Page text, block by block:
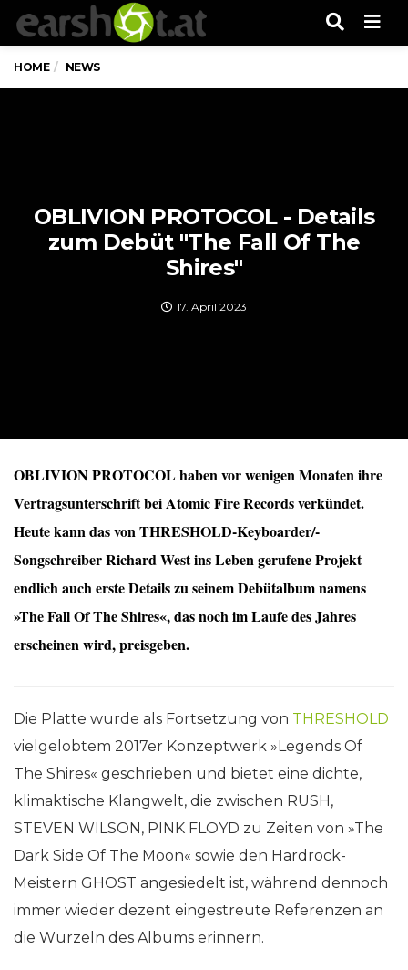
HOME NEWS
OBLIVION PROTOCOL - Details
zum Debüt "The Fall Of The
Shires"
17. April 2023
OBLIVION PROTOCOL haben vor wenigen Monaten ihre
Vertragsunterschrift bei Atomic Fire Records verkündet.
Heute kann das von THRESHOLD-Keyboarder/-
Songschreiber Richard West ins Leben gerufene Projekt
endlich auch erste Details zu seinem Debütalbum namens
»The Fall Of The Shires«, das noch im Laufe des Jahres
erscheinen wird, preisgeben.
Die Platte wurde als Fortsetzung von THRESHOLD
vielgelobtem 2017er Konzeptwerk »Legends Of
The Shires« geschrieben und bietet eine dichte,
klimaktische Klangwelt, die zwischen RUSH,
STEVEN WILSON, PINK FLOYD zu Zeiten von »The
Dark Side Of The Moon« sowie den Hardrock-
Meistern GHOST angesiedelt ist, während dennoch
immer wieder dezent eingestreute Referenzen an
die Wurzeln des Albums erinnern.